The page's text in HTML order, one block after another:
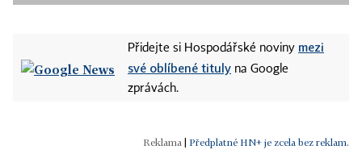
Přidejte si Hospodářské noviny mezi
své oblíbené tituly na Google
zprávách.
Předplatné HN+ je zcela bez reklam.